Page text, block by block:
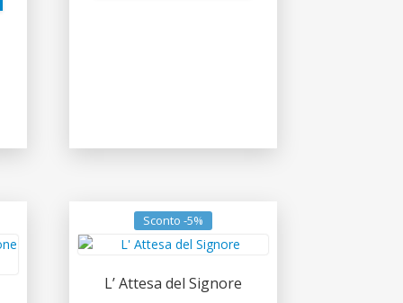
Sconto -5%
L’ Attesa del Signore